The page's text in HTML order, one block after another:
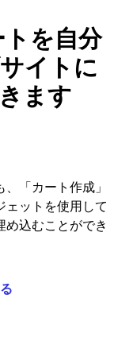
を自分
イトに
ます
「カート作成」
ェットを使用して
込むことができ